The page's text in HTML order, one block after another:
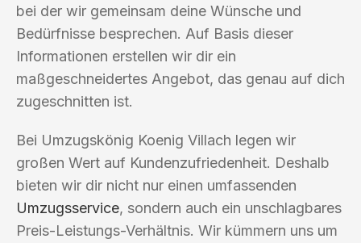
bei der wir gemeinsam deine Wünsche und
Bedürfnisse besprechen. Auf Basis dieser
Informationen erstellen wir dir ein
maßgeschneidertes Angebot, das genau auf dich
zugeschnitten ist.
Bei Umzugskönig Koenig Villach legen wir
großen Wert auf Kundenzufriedenheit. Deshalb
bieten wir dir nicht nur einen umfassenden
Umzugsservice, sondern auch ein unschlagbares
Preis-Leistungs-Verhältnis. Wir kümmern uns um